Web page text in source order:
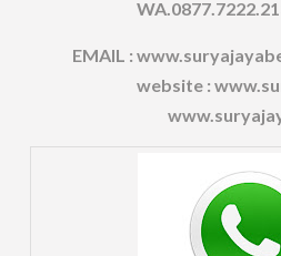
EMAIL :
website :